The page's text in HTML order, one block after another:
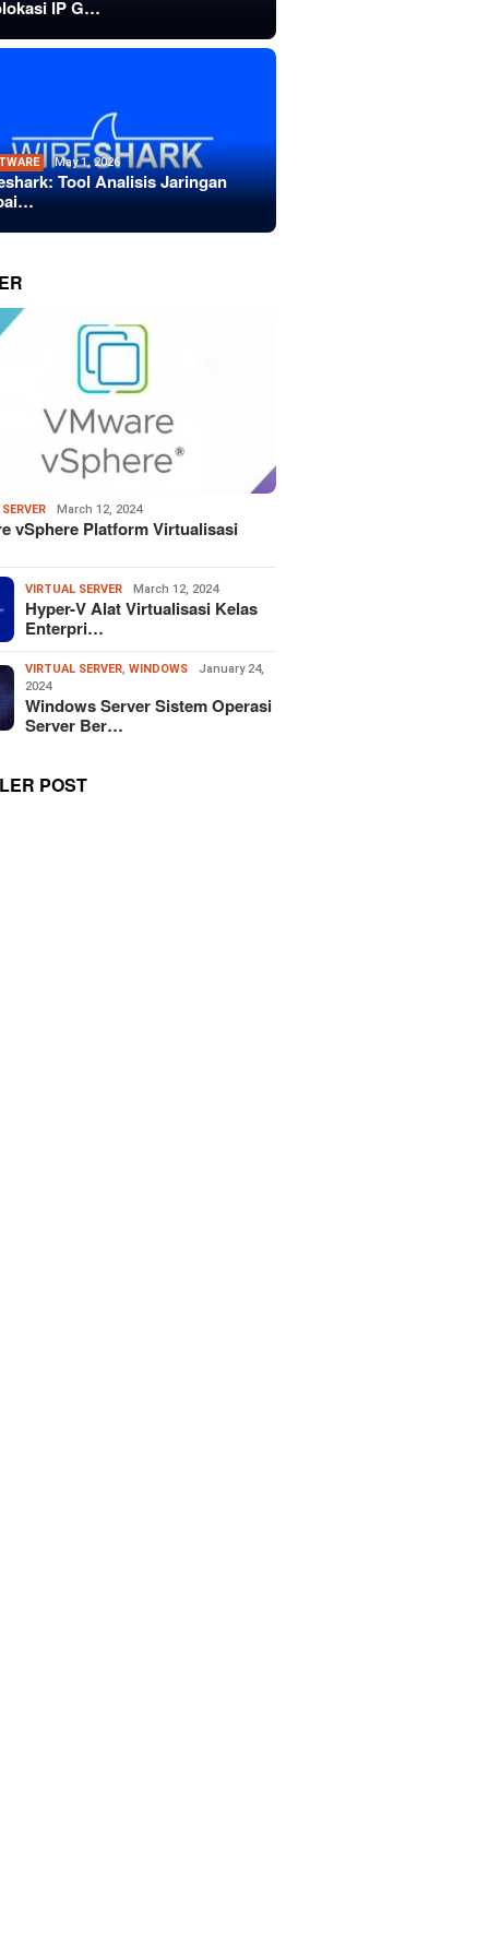
IP G…
May 1, 2026
Tool Analisis Jaringan
March 12, 2024
vSphere Platform Virtualisasi
VIRTUAL SERVER March 12, 2024
Hyper-V Alat Virtualisasi Kelas
Enterpri…
VIRTUAL SERVER,WINDOWS
January 24,
2024
Windows Server Sistem Operasi
Server Ber…
POST